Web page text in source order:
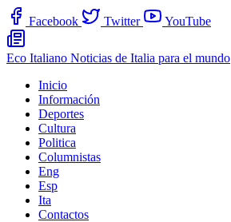
Facebook Twitter YouTube
Eco Italiano Noticias de Italia para el mundo
Inicio
Información
Deportes
Cultura
Politica
Columnistas
Eng
Esp
Ita
Contactos